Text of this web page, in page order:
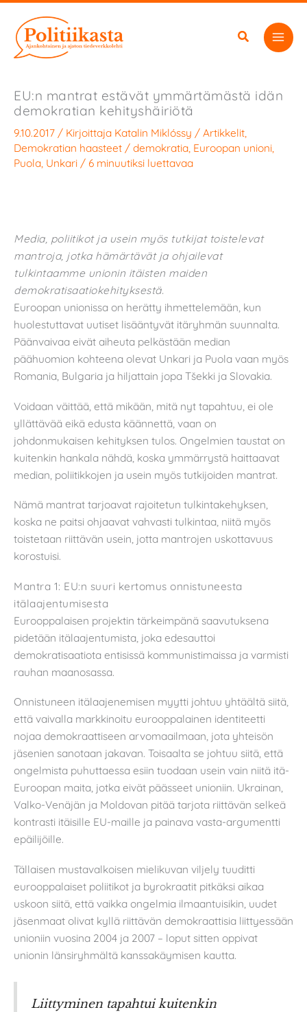
sisältöön
EU:n mantrat estävät ymmärtämästä idän
demokratian kehityshäiriötä
9.10.2017 / Kirjoittaja Katalin Miklóssy / Artikkelit
Demokratian haasteet / demokratia Euroopan unioni
Puola Unkari / 6 minuutiksi luettavaa
Media, poliitikot ja usein myös tutkijat toistelevat
mantroja, jotka hämärtävät ja ohjailevat
tulkintaamme unionin itäisten maiden
demokratisaatiokehityksestä.
Euroopan unionissa on herätty ihmettelemään, kun
huolestuttavat uutiset lisääntyvät itäryhmän suunnalta.
Päänvaivaa eivät aiheuta pelkästään median
päähuomion kohteena olevat Unkari ja Puola vaan myös
Romania, Bulgaria ja hiljattain jopa Tšekki ja Slovakia.
Voidaan väittää, että mikään, mitä nyt tapahtuu, ei ole
yllättävää eikä edusta käännettä, vaan on
johdonmukaisen kehityksen tulos. Ongelmien taustat on
kuitenkin hankala nähdä, koska ymmärrystä haittaavat
median, poliitikkojen ja usein myös tutkijoiden mantrat.
Nämä mantrat tarjoavat rajoitetun tulkintakehyksen,
koska ne paitsi ohjaavat vahvasti tulkintaa, niitä myös
toistetaan riittävän usein, jotta mantrojen uskottavuus
korostuisi.
Mantra 1: EU:n suuri kertomus onnistuneesta
itälaajentumisesta
Eurooppalaisen projektin tärkeimpänä saavutuksena
pidetään itälaajentumista, joka edesauttoi
demokratisaatiota entisissä kommunistimaissa ja varmisti
rauhan maanosassa.
Onnistuneen itälaajenemisen myytti johtuu yhtäältä siitä,
että vaivalla markkinoitu eurooppalainen identiteetti
nojaa demokraattiseen arvomaailmaan, jota yhteisön
jäsenien sanotaan jakavan. Toisaalta se johtuu siitä, että
ongelmista puhuttaessa esiin tuodaan usein vain niitä itä-
Euroopan maita, jotka eivät päässeet unioniin. Ukrainan,
Valko-Venäjän ja Moldovan pitää tarjota riittävän selkeä
kontrasti itäisille EU-maille ja painava vasta-argumentti
epäilijöille.
Tällaisen mustavalkoisen mielikuvan viljely tuuditti
eurooppalaiset poliitikot ja byrokraatit pitkäksi aikaa
uskoon siitä, että vaikka ongelmia ilmaantuisikin, uudet
jäsenmaat olivat kyllä riittävän demokraattisia liittyessään
unioniin vuosina 2004 ja 2007 – loput sitten oppivat
unionin länsiryhmältä kanssakäymisen kautta.
Liittyminen tapahtui kuitenkin